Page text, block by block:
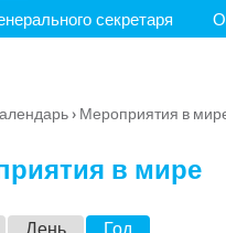
секретаря
› Мероприятия в
в мире